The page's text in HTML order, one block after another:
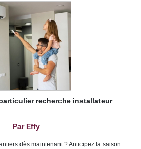
recherche installateur
Par Effy
dès maintenant ? Anticipez la saison